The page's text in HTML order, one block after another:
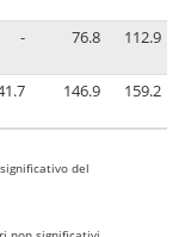
- 76.8 112.9
146.9 159.2
del